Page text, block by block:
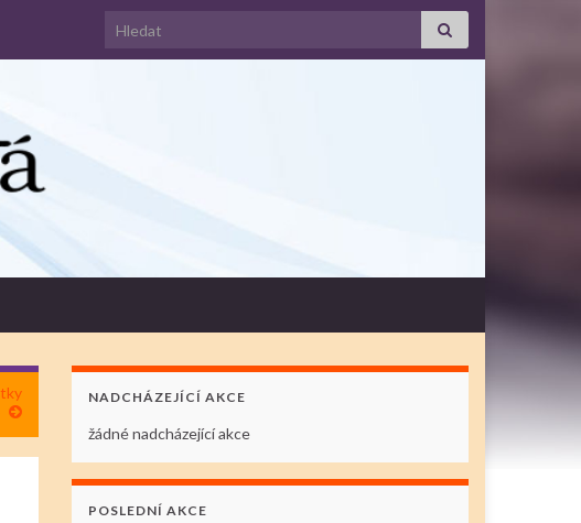
Search for:
NADCHÁZEJÍCÍ AKCE
žádné nadcházející akce
POSLEDNÍ AKCE